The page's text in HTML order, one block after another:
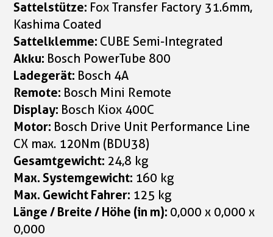
Sattelstütze: Fox Transfer Factory 31.6mm,
Kashima Coated
Sattelklemme: CUBE Semi-Integrated
Akku: Bosch PowerTube 800
Ladegerät: Bosch 4A
Remote: Bosch Mini Remote
Display: Bosch Kiox 400C
Motor: Bosch Drive Unit Performance Line
CX max. 120Nm (BDU38)
Gesamtgewicht: 24,8 kg
Max. Systemgewicht: 160 kg
Max. Gewicht Fahrer: 125 kg
Länge / Breite / Höhe (in m): 0,000 x 0,000 x
0,000